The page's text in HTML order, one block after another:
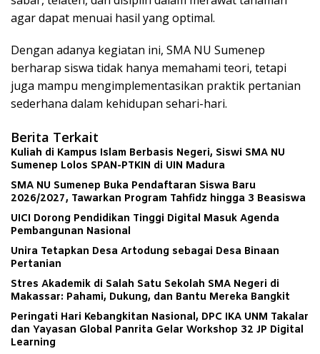
agar dapat menuai hasil yang optimal.
Dengan adanya kegiatan ini, SMA NU Sumenep
berharap siswa tidak hanya memahami teori, tetapi
juga mampu mengimplementasikan praktik pertanian
sederhana dalam kehidupan sehari-hari.
Berita Terkait
Kuliah di Kampus Islam Berbasis Negeri, Siswi SMA NU
Sumenep Lolos SPAN-PTKIN di UIN Madura
SMA NU Sumenep Buka Pendaftaran Siswa Baru
2026/2027, Tawarkan Program Tahfidz hingga 3 Beasiswa
UICI Dorong Pendidikan Tinggi Digital Masuk Agenda
Pembangunan Nasional
Unira Tetapkan Desa Artodung sebagai Desa Binaan
Pertanian
Stres Akademik di Salah Satu Sekolah SMA Negeri di
Makassar: Pahami, Dukung, dan Bantu Mereka Bangkit
Peringati Hari Kebangkitan Nasional, DPC IKA UNM Takalar
dan Yayasan Global Panrita Gelar Workshop 32 JP Digital
Learning